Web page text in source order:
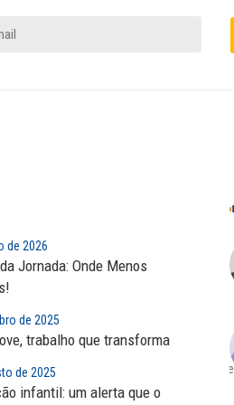
de 2026
Jornada: Onde Menos
de 2025
trabalho que transforma
de 2025
infantil: um alerta que o
no
Nem reconstruir, nem
ADILSON ARAÚJO
A geopolítica nas eleições de
outubro; por Adilson...